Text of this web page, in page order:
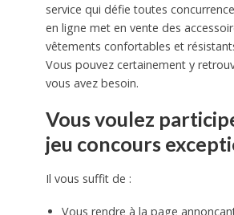
service qui défie toutes
en ligne met en vente des
vêtements confortables et
Vous pouvez certainement y
vous avez besoin.
Vous voulez
jeu concours
Il vous suffit de :
Vous rendre à la page